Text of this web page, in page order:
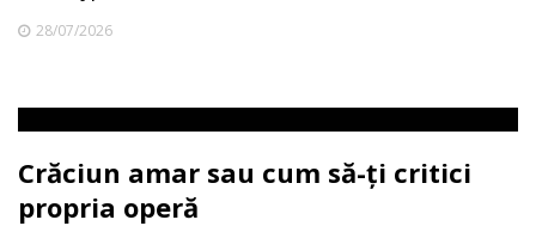
28/07/2026
Crăciun amar sau cum să-ți critici
propria operă